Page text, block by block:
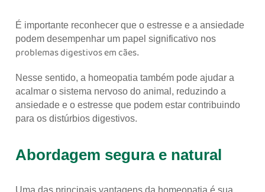
É importante reconhecer que o estresse e a ansiedade
podem desempenhar um papel significativo nos
problemas digestivos em cães.
Nesse sentido, a homeopatia também pode ajudar a
acalmar o sistema nervoso do animal, reduzindo a
ansiedade e o estresse que podem estar contribuindo
para os distúrbios digestivos.
Abordagem segura e natural